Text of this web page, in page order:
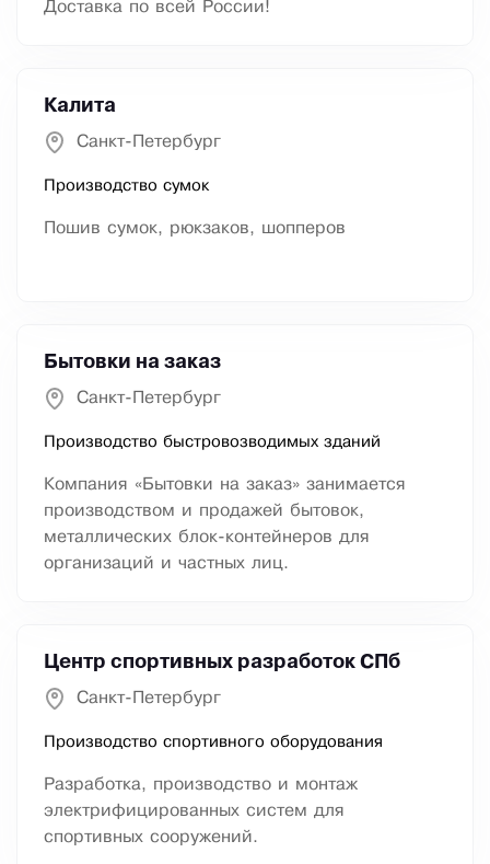
Доставка по всей России!
Калита
Санкт-Петербург
Производство сумок
Пошив сумок, рюкзаков, шопперов
Бытовки на заказ
Санкт-Петербург
Производство быстровозводимых зданий
Компания «Бытовки на заказ» занимается
производством и продажей бытовок,
металлических блок-контейнеров для
организаций и частных лиц.
Центр спортивных разработок СПб
Санкт-Петербург
Производство спортивного оборудования
Разработка, производство и монтаж
электрифицированных систем для
спортивных сооружений.